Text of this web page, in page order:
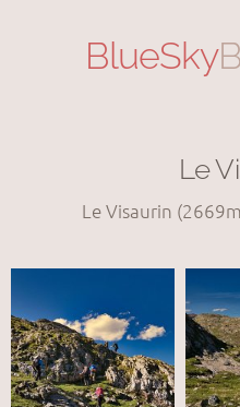
BlueSky
Le
Le Visaurin